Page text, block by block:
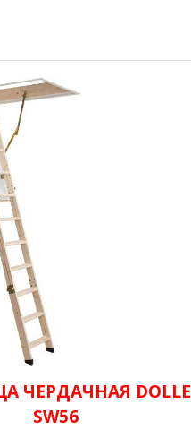
ЧЕРДАЧНАЯ DOLLE
SW56